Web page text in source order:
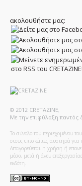
ακολουθήστε μας:
© 2012 CRETAZINE,
Με την επιφύλαξη παντός
Το σύνολο του περιεχομένου
στους επισκέπτες αυστηρά
Απαγορεύεται η χρήση ή
μέσο, μετά ή άνευ
εκδότη.